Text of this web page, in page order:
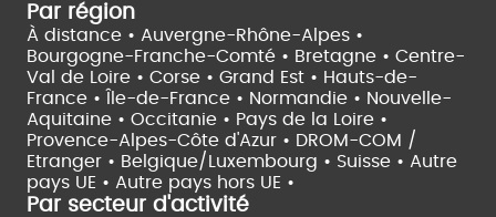
Par région
À distance • Auvergne-Rhône-Alpes •
Bourgogne-Franche-Comté • Bretagne • Centre-
Val de Loire • Corse • Grand Est • Hauts-de-
France •
Île-de-France • Normandie • Nouvelle-
Aquitaine • Occitanie • Pays de la Loire •
Provence-Alpes-Côte d'Azur • DROM-COM /
Etranger • Belgique/Luxembourg • Suisse • Autre
pays UE • Autre pays hors UE •
Par secteur d'activité